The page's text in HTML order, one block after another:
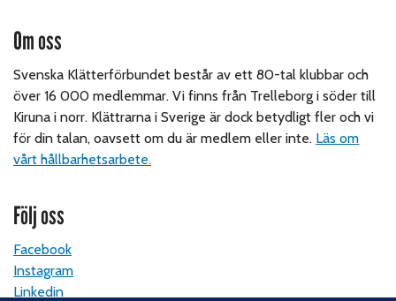
Om oss
Svenska Klätterförbundet består av ett 80-tal klubbar och
över 16 000 medlemmar. Vi finns från Trelleborg i söder till
Kiruna i norr. Klättrarna i Sverige är dock betydligt fler och vi
för din talan, oavsett om du är medlem eller inte. Läs om
vårt hållbarhetsarbete.
Följ oss
Facebook
Instagram
Linkedin